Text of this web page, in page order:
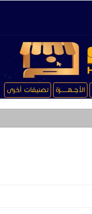
الأجــهـــــــزة تصنيفات أخرى